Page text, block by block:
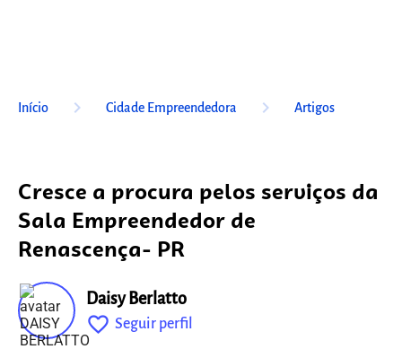
Início keyboard_arrow_right Cidade Empreendedora keyboard_arrow_right Artigos
Cresce a procura pelos serviços da
Sala Empreendedor de
Renascença- PR
Daisy Berlatto
favorite_outline Seguir perfil